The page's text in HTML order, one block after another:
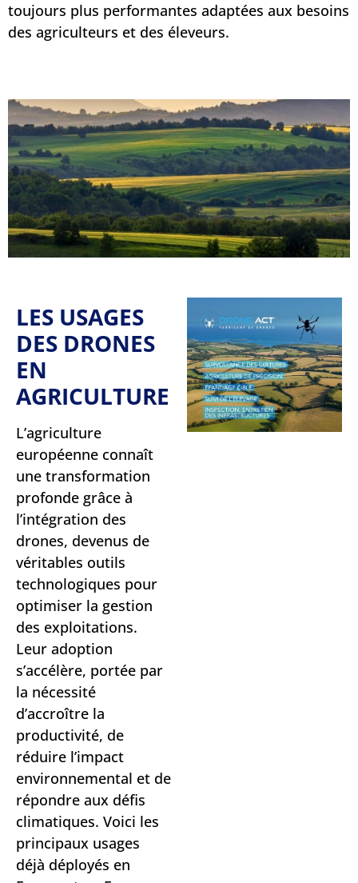
toujours plus performantes adaptées aux besoins
des agriculteurs et des éleveurs.
LES USAGES
DES DRONES
EN
AGRICULTURE
L’agriculture
européenne connaît
une transformation
profonde grâce à
l’intégration des
drones, devenus de
véritables outils
technologiques pour
optimiser la gestion
des exploitations.
Leur adoption
s’accélère, portée par
la nécessité
d’accroître la
productivité, de
réduire l’impact
environnemental et de
répondre aux défis
climatiques. Voici les
principaux usages
déjà déployés en